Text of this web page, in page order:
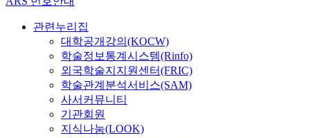
관련누리집
대학공개강의(KOCW)
학술정보통계시스템(Rinfo)
외국학술지지원센터(FRIC)
학술관계분석서비스(SAM)
사서커뮤니티
기관회원
지식나눔(LOOK)